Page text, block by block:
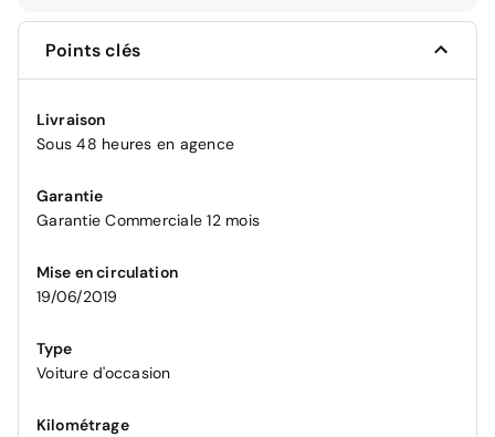
Points clés
Livraison
Sous 48 heures en agence
Garantie
Garantie Commerciale 12 mois
Mise en circulation
19/06/2019
Type
Voiture d'occasion
Kilométrage